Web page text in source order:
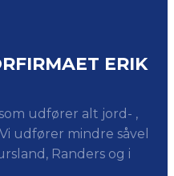
ERIK
udfører alt jord- ,
udfører mindre såvel
Randers og i